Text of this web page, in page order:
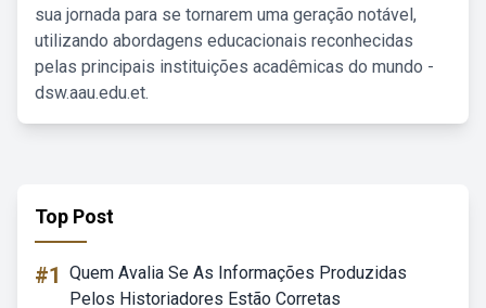
sua jornada para se tornarem uma geração notável,
utilizando abordagens educacionais reconhecidas
pelas principais instituições acadêmicas do mundo -
dsw.aau.edu.et.
Top Post
#1 Quem Avalia Se As Informações Produzidas
Pelos Historiadores Estão Corretas